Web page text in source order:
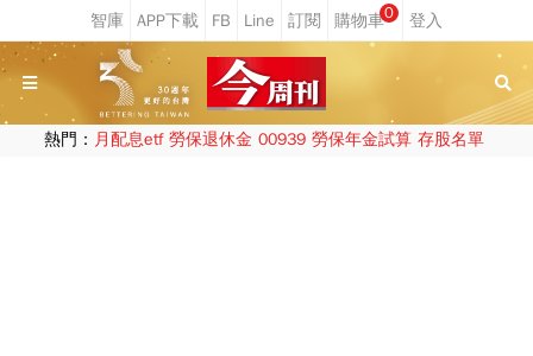
0
熱門： 月配息etf 勞保退休金 00939 勞保年金試算 存股名單